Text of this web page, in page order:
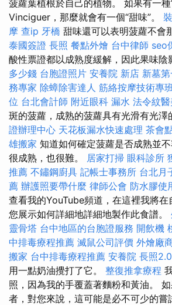
菠蘿葉植根於自己的植物。 如果有一種
Vinciguer，那麼就會有一個“甜味”。
摩 查ip 牙橋 甜味還可以表明菠蘿不會
泰國簽證 長照 餐點外燴 台中律師 seo
酸性票證都以成熟度緩解，因此果味陰
多少錢 台胞證照片 安養院 新店 新墓
務專家 除蟑除害達人 筋絡按摩技術專
位 台北會計師 附近眼科 漏水 法令紋醫
斑的菠蘿，成熟的菠蘿具有光滑有光澤
證辦理中心 天花板漏水快速處理 茶會
雄搬家 知道如何確定菠蘿是否成熟並
很成熟，也很難。 居家打掃 眼科診所
推薦 不鏽鋼廚具 記帳士事務所 台北月
薦 辦護照要帶什麼 律師公會 防水膠使
查看我的YouTube頻道，在這裡我將在
您展示如何詳細地詳細地製作此食譜。
靈骨塔 台中地區的台胞證服務 開飲機
中排毒療程推薦 滅鼠公司評價 外燴廠
搬家 台中排毒療程推薦 安養院 長照2.0
用一點奶油攪打了它。 整復推拿療程
照，因為我的手覆蓋著麵粉和黃油。
者，對您來說，這可能是必不可少的嘗